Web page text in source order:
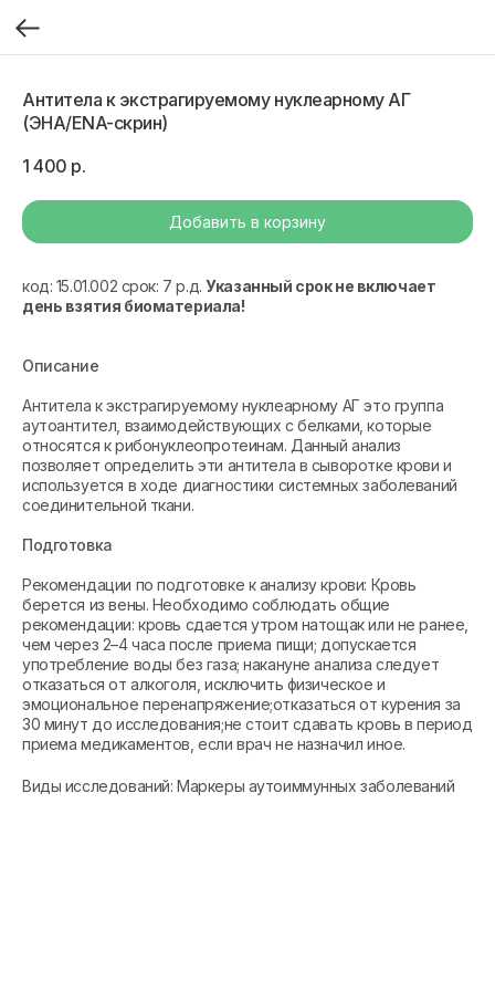
Антитела к экстрагируемому нуклеарному АГ
(ЭНА/ENA-скрин)
1 400 р.
Добавить в корзину
код: 15.01.002 срок: 7 р.д.Указанный срок не включает
день взятия биоматериала!
Описание
Антитела к экстрагируемому нуклеарному АГ это группа
аутоантител, взаимодействующих с белками, которые
относятся к рибонуклеопротеинам. Данный анализ
позволяет определить эти антитела в сыворотке крови и
используется в ходе диагностики системных заболеваний
соединительной ткани.
Подготовка
Рекомендации по подготовке к анализу крови: Кровь
берется из вены. Необходимо соблюдать общие
рекомендации: кровь сдается утром натощак или не ранее,
чем через 2–4 часа после приема пищи; допускается
употребление воды без газа; накануне анализа следует
отказаться от алкоголя, исключить физическое и
эмоциональное перенапряжение;отказаться от курения за
30 минут до исследования;не стоит сдавать кровь в период
приема медикаментов, если врач не назначил иное.
Виды исследований: Маркеры аутоиммунных заболеваний